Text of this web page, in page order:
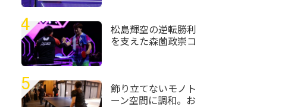
団卓球選手権大会＞
4
松島輝空の逆転勝利
を支えた森薗政崇コ
ャンピオンズ横浜
2026＞
5
飾り立てないモノト
ーン空間に調和。お